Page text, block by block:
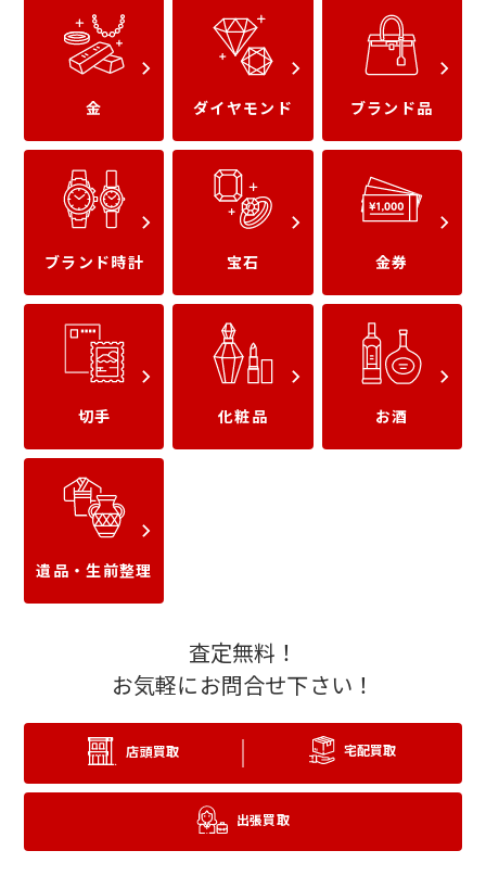
UCギフトカード JCBギフトカード
カード
JTB旅行券
日本旅行 旅行券
近畿日本ツーリスト旅
行券
金 ダイヤモンド ブランド品
ブランド時計 宝石 金券
切手 化粧品 お酒
遺品・生前整理
査定無料！
お気軽にお問合せ下さい！
店頭買取 宅配買取
出張買取